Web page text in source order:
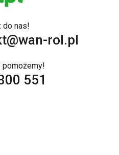
do nas!
rol.pl
pomożemy!
551